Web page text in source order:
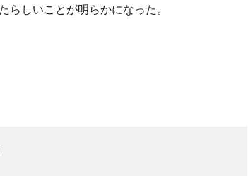
しいことが明らかになった。